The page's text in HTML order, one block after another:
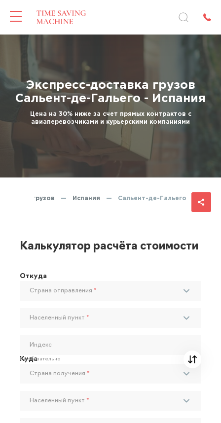
Экспресс-доставка грузов
Сальент-де-Гальего - Испания
Цена на 30% ниже за счет прямых контрактов с
авиаперевозчиками и курьерскими компаниями
грузов — Испания — Сальент-де-Гальего
Калькулятор расчёта стоимости
Откуда
Страна отправления *
Населенный пункт *
Индекс
Необязательно
Куда
Страна получения *
Населенный пункт *